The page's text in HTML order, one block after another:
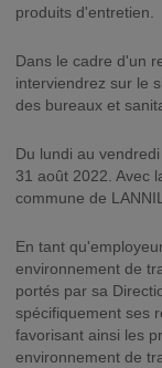
produits d'entretien.
Dans le cadre d'un
interviendrez sur le
des bureaux et
Du lundi au
31 août 2022. Avec
commune de
En tant
environnement de
portés par sa
spécifiquement ses
favorisant ainsi les
environnement de